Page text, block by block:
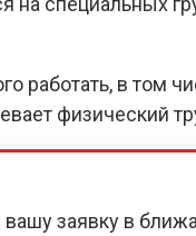
работать, в том
физический
заявку в